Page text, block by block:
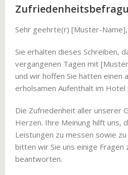
Sehr geehrte(r) [Muster-Name],
Sie erhalten dieses Schreiben,
vergangenen Tagen mit
und wir hoffen Sie hatten einen
erholsamen Aufenthalt im
Die Zufriedenheit aller unserer
Herzen. Ihre Meinung hilft uns,
Leistungen zu messen sowie
bitten wir Sie uns einige Fragen
beantworten.